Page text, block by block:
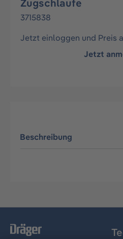
Zugschlaufe
3715838
Jetzt einloggen und Preis
Jetzt
Beschreibung